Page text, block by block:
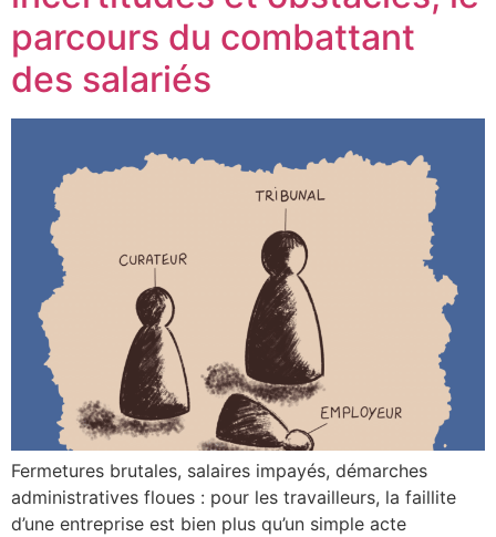
parcours du combattant
des salariés
Fermetures brutales, salaires impayés, démarches
administratives floues : pour les travailleurs, la faillite
d’une entreprise est bien plus qu’un simple acte